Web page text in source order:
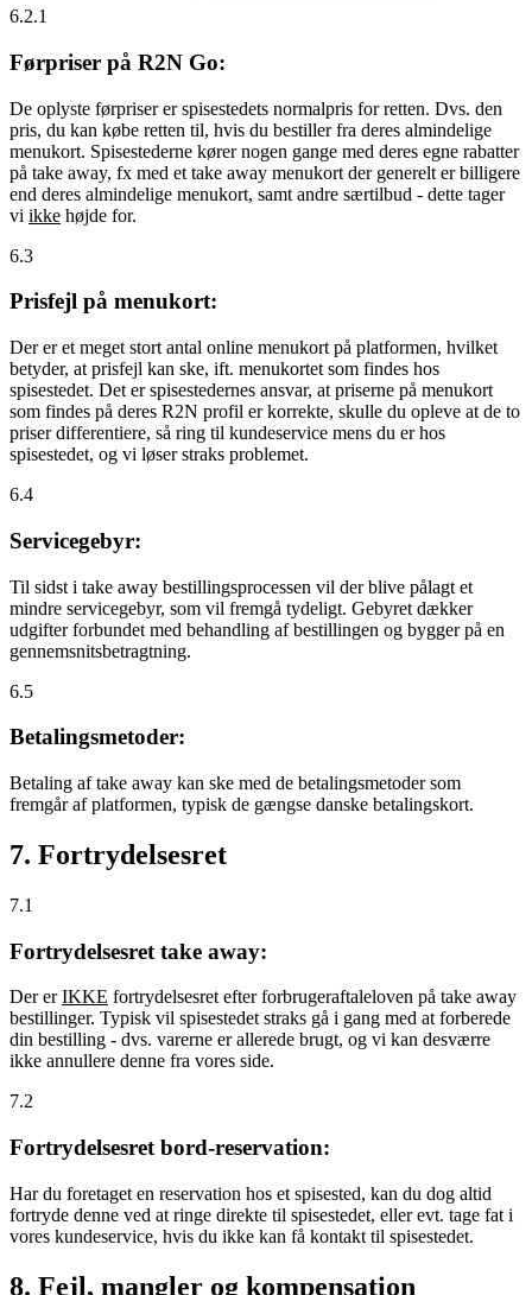
6.2.1
Førpriser på R2N Go:
De oplyste førpriser er spisestedets normalpris for retten. Dvs. den
pris, du kan købe retten til, hvis du bestiller fra deres almindelige
menukort. Spisestederne kører nogen gange med deres egne rabatter
på take away, fx med et take away menukort der generelt er billigere
end deres almindelige menukort, samt andre særtilbud - dette tager
vi ikke højde for.
6.3
Prisfejl på menukort:
Der er et meget stort antal online menukort på platformen, hvilket
betyder, at prisfejl kan ske, ift. menukortet som findes hos
spisestedet. Det er spisestedernes ansvar, at priserne på menukort
som findes på deres R2N profil er korrekte, skulle du opleve at de to
priser differentiere, så ring til kundeservice mens du er hos
spisestedet, og vi løser straks problemet.
6.4
Servicegebyr:
Til sidst i take away bestillingsprocessen vil der blive pålagt et
mindre servicegebyr, som vil fremgå tydeligt. Gebyret dækker
udgifter forbundet med behandling af bestillingen og bygger på en
gennemsnitsbetragtning.
6.5
Betalingsmetoder:
Betaling af take away kan ske med de betalingsmetoder som
fremgår af platformen, typisk de gængse danske betalingskort.
7. Fortrydelsesret
7.1
Fortrydelsesret take away:
Der erIKKE fortrydelsesret efter forbrugeraftaleloven på take away
bestillinger. Typisk vil spisestedet straks gå i gang med at forberede
din bestilling - dvs. varerne er allerede brugt, og vi kan desværre
ikke annullere denne fra vores side.
7.2
Fortrydelsesret bord-reservation:
Har du foretaget en reservation hos et spisested, kan du dog altid
fortryde denne ved at ringe direkte til spisestedet, eller evt. tage fat i
vores kundeservice, hvis du ikke kan få kontakt til spisestedet.
8. Fejl, mangler og kompensation